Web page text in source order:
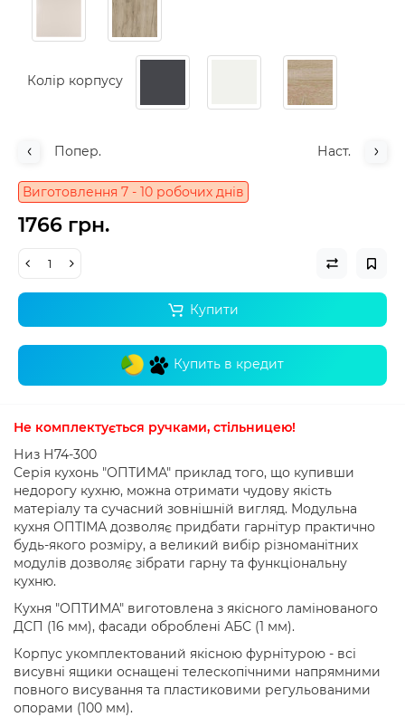
Колір корпусу
Попер. Наст.
Виготовлення 7 - 10 робочих днів
1766 грн.
Купити
Купить в кредит
Не комплектується ручками, стільницею!
Низ Н74-300
Серія кухонь "ОПТИМА" приклад того, що купивши
недорогу кухню, можна отримати чудову якість
матеріалу та сучасний зовнішній вигляд. Модульна
кухня ОПТІМА дозволяє придбати гарнітур практично
будь-якого розміру, а великий вибір різноманітних
модулів дозволяє зібрати гарну та функціональну
кухню.
Кухня "ОПТИМА" виготовлена ​​з якісного ламінованого
ДСП (16 мм), фасади оброблені АБС (1 мм).
Корпус укомплектований якісною фурнітурою - всі
висувні ящики оснащені телескопічними напрямними
повного висування та пластиковими регульованими
опорами (100 мм).